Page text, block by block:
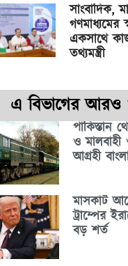
সাংবাদিক,
গণমাধ্যমের
একসাথে
তথ্যমন্ত্রী
এ বিভাগের আরও
পাকিস্তান
ও
আগ্রহী
মাসকাট
ট্রাম্পের
বড় শর্ত